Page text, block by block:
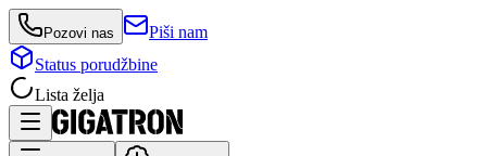
Pozovi nas
Piši nam
Status porudžbine
Lista želja